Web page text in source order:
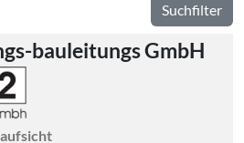
Suchfilter
bauleitungs GmbH